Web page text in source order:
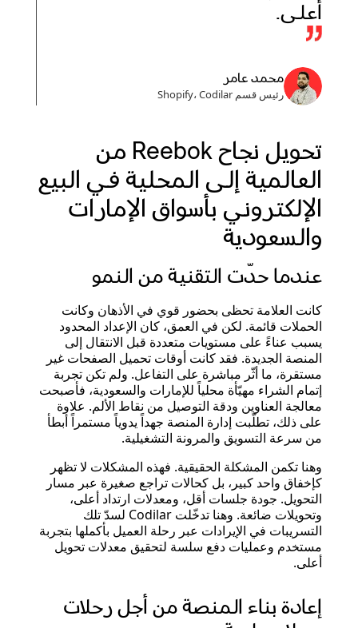
أعلى.
محمد عامر
رئيس قسم Shopify، Codilar
تحويل نجاح Reebok من
العالمية إلى المحلية في البيع
الإلكتروني بأسواق الإمارات
والسعودية
عندما حدّت التقنية من النمو
كانت العلامة تحظى بحضور قوي في الأذهان وكانت
الحملات قائمة. لكن في العمق، كان الإعداد المحدود
يسبب عناءً على مستويات متعددة قبل الانتقال إلى
المنصة الجديدة. فقد كانت أوقات تحميل الصفحات غير
مستقرة، ما أثّر مباشرة على التفاعل. ولم تكن تجربة
إتمام الشراء مهيّأة محلياً للإمارات والسعودية، فأصبحت
معالجة العناوين ودقة التوصيل من نقاط الألم. علاوة
على ذلك، تطلّبت إدارة المنصة جهداً يدوياً مستمراً أبطأ
من سرعة التسويق والمرونة التشغيلية.
وهنا تكمن المشكلة الحقيقية. فهذه المشكلات لا تظهر
كإخفاق واحد كبير، بل كحالات تراجع صغيرة عبر مسار
التحويل. جودة جلسات أقل، ومعدلات ارتداد أعلى،
وتحويلات ضائعة. وهنا تدخّلت Codilar لسدّ تلك
التسريبات في الإيرادات عبر رحلة العميل بأكملها بتجربة
مستخدم وعمليات دفع سلسة لتحقيق معدلات تحويل
أعلى.
إعادة بناء المنصة من أجل رحلات